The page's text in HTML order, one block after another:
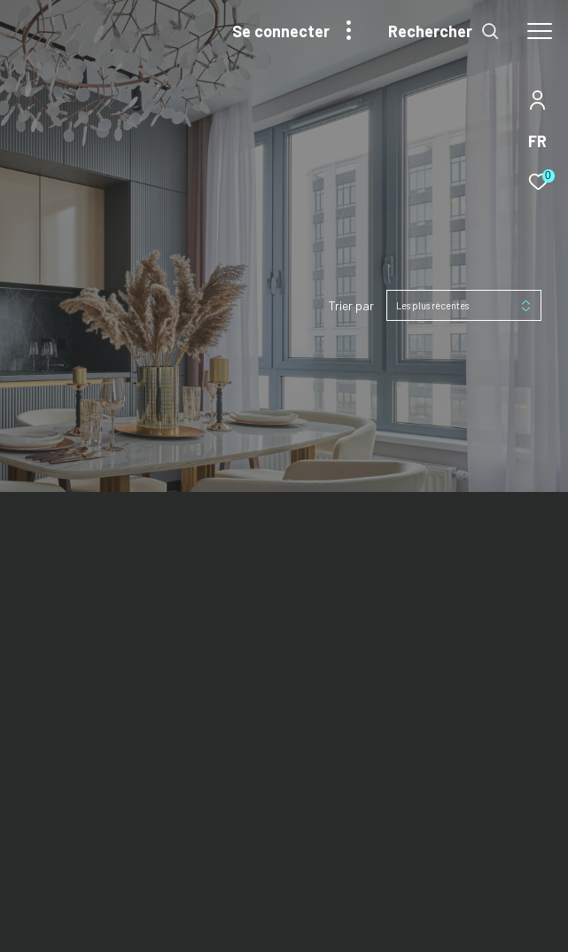
FR
0
se connecter Rechercher
Trier par Les plus récentes